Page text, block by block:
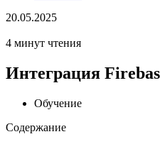
20.05.2025
4 минут чтения
Интеграция
Обучение
Содержание